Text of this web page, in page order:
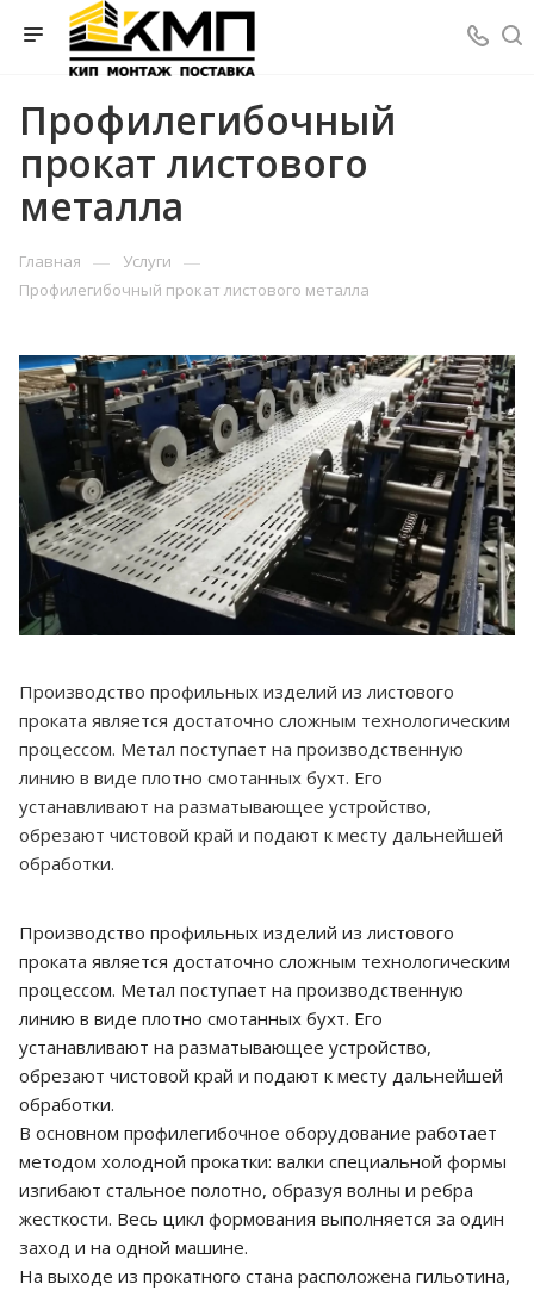
Профилегибочный
прокат листового
металла
Главная — Услуги —
Профилегибочный прокат листового металла
Производство профильных изделий из листового
проката является достаточно сложным технологическим
процессом. Метал поступает на производственную
линию в виде плотно смотанных бухт. Его
устанавливают на разматывающее устройство,
обрезают чистовой край и подают к месту дальнейшей
обработки.
Производство профильных изделий из листового
проката является достаточно сложным технологическим
процессом. Метал поступает на производственную
линию в виде плотно смотанных бухт. Его
устанавливают на разматывающее устройство,
обрезают чистовой край и подают к месту дальнейшей
обработки.
В основном профилегибочное оборудование работает
методом холодной прокатки: валки специальной формы
изгибают стальное полотно, образуя волны и ребра
жесткости. Весь цикл формования выполняется за один
заход и на одной машине.
На выходе из прокатного стана расположена гильотина,